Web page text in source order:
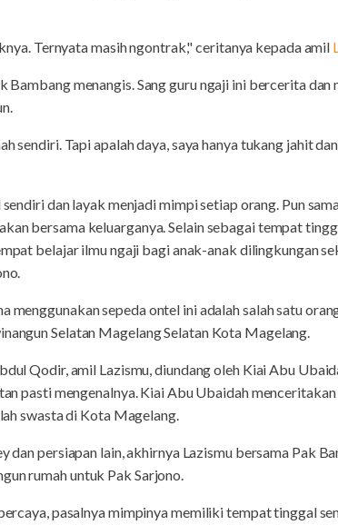
Ternyata masih ngontrak," ceritanya kepada amil
Bambang menangis. Sang guru ngaji ini bercerita
sendiri. Tapi apalah daya, saya hanya tukang jahit
dan layak menjadi mimpi setiap orang. Pun
bersama keluarganya. Selain sebagai tempat
belajar ilmu ngaji bagi anak-anak dilingkungan
menggunakan sepeda ontel ini adalah salah satu
Selatan Magelang Selatan Kota Magelang.
Qodir, amil Lazismu, diundang oleh Kiai Abu
pasti mengenalnya. Kiai Abu Ubaidah
swasta di Kota Magelang.
dan persiapan lain, akhirnya Lazismu bersama Pak
rumah untuk Pak Sarjono.
pasalnya mimpinya memiliki tempat tinggal